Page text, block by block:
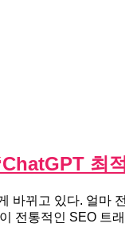
최
바뀌고 있다. 얼마
전통적인 SEO 트